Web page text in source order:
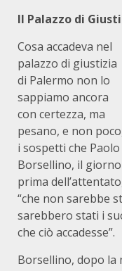
Il Palazzo di
Cosa accadeva nel
palazzo di giustizia
di Palermo non lo
sappiamo ancora
con certezza, ma
pesano, e non
i sospetti che Paolo
Borsellino, il giorno
prima
“che non sarebbe
sarebbero stati i
che ciò accadesse”.
Borsellino, dopo la